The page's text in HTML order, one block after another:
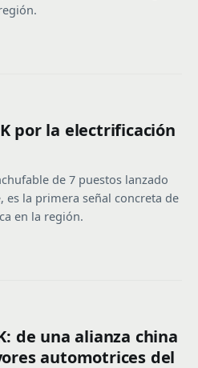
por la electrificación
de 7 puestos lanzado
es la primera señal concreta de
en la región.
de una alianza china
automotrices del